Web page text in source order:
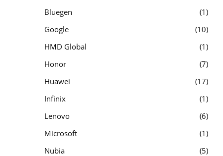
Bluegen
1
Google
10
HMD Global
1
Honor
7
Huawei
17
Infinix
1
Lenovo
6
Microsoft
1
Nubia
5